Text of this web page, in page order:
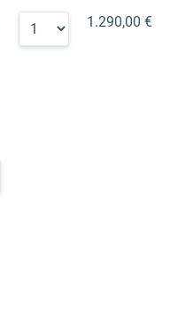
1.290,00 €